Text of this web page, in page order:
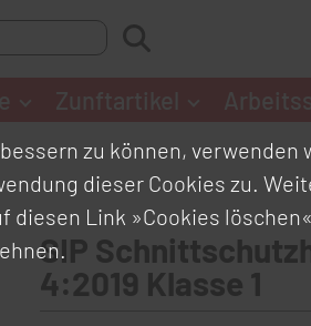
SIP
4:2019 Klasse 1
zu können, verwenden
dieser Cookies zu.
diesen Link »Cookies löschen«